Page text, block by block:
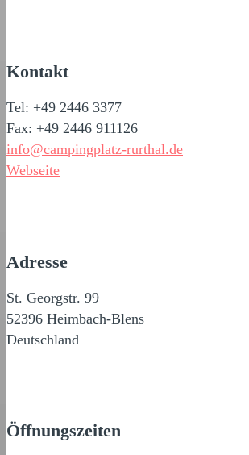
Kontakt
Tel: +49 2446 3377
Fax: +49 2446 911126
info@campingplatz-rurthal.de
Webseite
Adresse
St. Georgstr. 99
52396 Heimbach-Blens
Deutschland
Öffnungszeiten